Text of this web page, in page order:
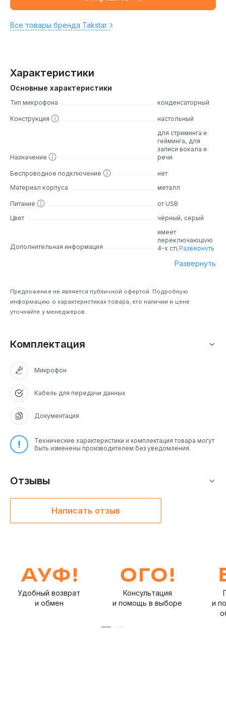
Все товары бренда Takstar
Характеристики
Основные характеристики
Тип микрофона конденсаторный
Конструкция настольный
Назначение
для стриминга и
гейминга, для
записи вокала и
речи
Беспроводное подключение
нет
Материал корпуса
металл
Питание
от USB
Цвет
чёрный, серый
Дополнительная информация
имеет
переключающую
4-х ступенчатую
Развернуть
Развернуть
Предложение не является публичной офертой. Подробную
информацию о характеристиках товара, его наличии и цене
уточняйте у менеджеров.
Комплектация
Микрофон
Кабель для передачи данных
Документация
Технические характеристики и комплектация товара могут
быть изменены производителем без уведомления.
Отзывы
Написать отзыв
Удобный возврат
и обмен
Консультация
и помощь в выборе
и